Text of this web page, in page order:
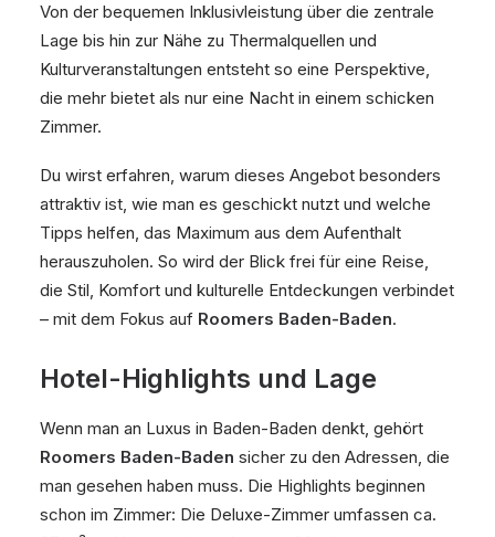
Von der bequemen Inklusivleistung über die zentrale
Lage bis hin zur Nähe zu Thermalquellen und
Kulturveranstaltungen entsteht so eine Perspektive,
die mehr bietet als nur eine Nacht in einem schicken
Zimmer.
Du wirst erfahren, warum dieses Angebot besonders
attraktiv ist, wie man es geschickt nutzt und welche
Tipps helfen, das Maximum aus dem Aufenthalt
herauszuholen. So wird der Blick frei für eine Reise,
die Stil, Komfort und kulturelle Entdeckungen verbindet
– mit dem Fokus auf Roomers Baden-Baden.
Hotel-Highlights und Lage
Wenn man an Luxus in Baden-Baden denkt, gehört
Roomers Baden-Baden sicher zu den Adressen, die
man gesehen haben muss. Die Highlights beginnen
schon im Zimmer: Die Deluxe-Zimmer umfassen ca.